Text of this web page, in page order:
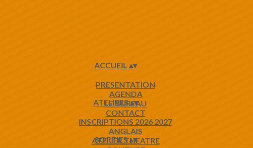
ACCUEIL ▴▾
PRESENTATION
AGENDA
LE BUREAU
CONTACT
ATELIERS▴▾
INSCRIPTIONS 2026 2027
ANGLAIS
ATELIER THEATRE
SORTIES▴▾